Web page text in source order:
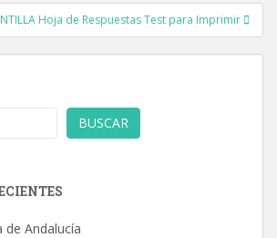
Hoja de Respuestas Test para Imprimir
BUSCAR
de Andalucía